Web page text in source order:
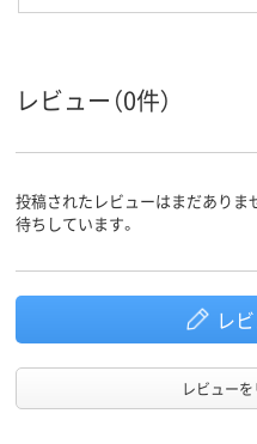
レビュー（0件）
投稿されたレビューはまだありま
待ちしています。
レ
レビュー